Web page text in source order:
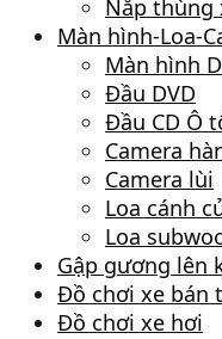
Nắp thùng
Màn hình-Loa-
Màn hình
Đầu DVD
Đầu CD Ô
Camera
Camera lùi
Loa cánh
Loa
Gập gương lên
Đồ chơi xe bán
Đồ chơi xe hơi